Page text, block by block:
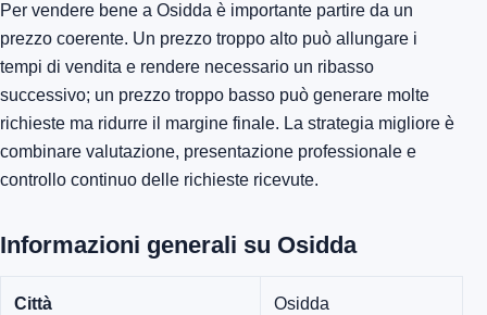
Per vendere bene a Osidda è importante partire da un
prezzo coerente. Un prezzo troppo alto può allungare i
tempi di vendita e rendere necessario un ribasso
successivo; un prezzo troppo basso può generare molte
richieste ma ridurre il margine finale. La strategia migliore è
combinare valutazione, presentazione professionale e
controllo continuo delle richieste ricevute.
Informazioni generali su Osidda
Città Osidda